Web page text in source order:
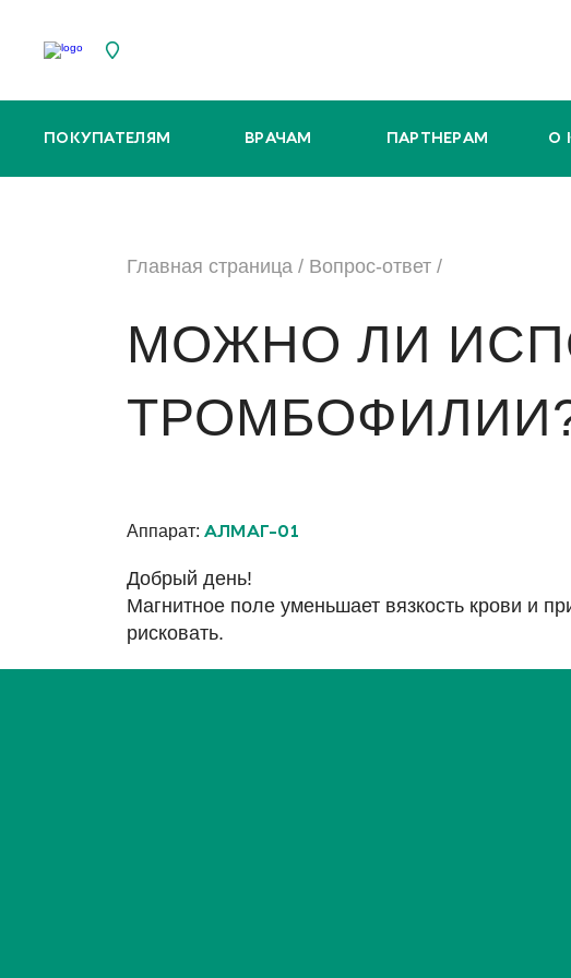
ПОКУПАТЕЛЯМ ВРАЧАМ ПАРТНЕРАМ О
Главная страница / Вопрос-ответ /
МОЖНО ЛИ
Аппарат: АЛМАГ-01
Добрый день!
Магнитное поле уменьшает вязкость крови и
рисковать.